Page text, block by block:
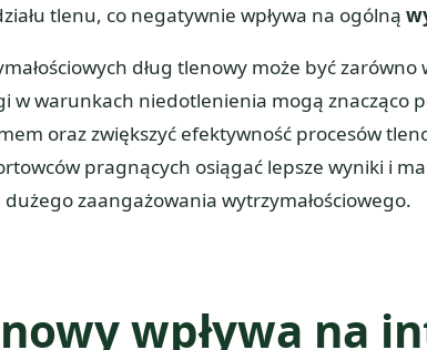
tlenu, co negatywnie wpływa na ogólną
dług tlenowy może być
w warunkach niedotlenienia mogą znacząco
oraz zwiększyć efektywność procesów
pragnących osiągać lepsze wyniki i
zaangażowania wytrzymałościowego.
wpływa na